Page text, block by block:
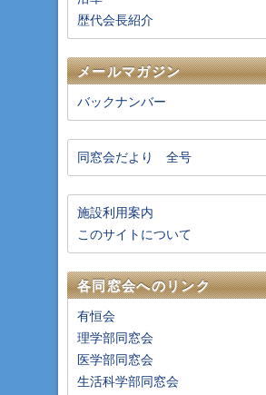
歴代会長紹介
メールマガジン
バックナンバー
同窓会だより 全号
施設利用案内
このサイトについて
各同窓会へのリンク
有恒会
理学部同窓会
医学部同窓会
生活科学部同窓会